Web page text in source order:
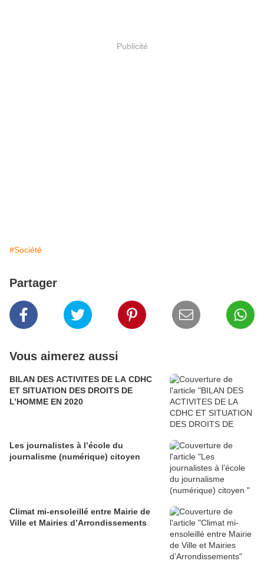
Publicité
#Société
Partager
Vous aimerez aussi
BILAN DES ACTIVITES DE LA CDHC
ET SITUATION DES DROITS DE
L’HOMME EN 2020
Les journalistes à l’école du
journalisme (numérique) citoyen
Climat mi-ensoleillé entre Mairie de
Ville et Mairies d’Arrondissements